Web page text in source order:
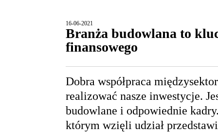
16-06-2021
Branża budowlana to
finansowego
Dobra współpraca
realizować nasze inwestycje.
budowlane i odpowiednie
którym wzięli udział